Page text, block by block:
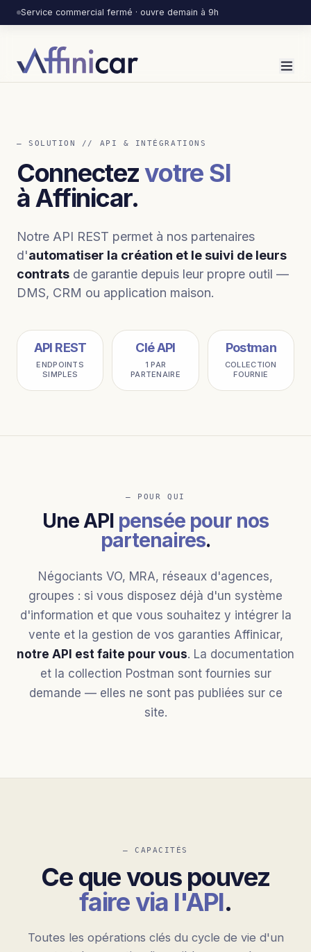
Service commercial fermé · ouvre demain à 9h
— SOLUTION // API & INTÉGRATIONS
Connectezvotre SI
à Affinicar.
Notre API REST permet à nos partenaires
d'automatiser la création et le suivi de leurs
contrats de garantie depuis leur propre outil —
DMS, CRM ou application maison.
API REST
ENDPOINTS
SIMPLES
Clé API
1 PAR
PARTENAIRE
Postman
COLLECTION
FOURNIE
— POUR QUI
Une API pensée pour nos
partenaires.
Négociants VO, MRA, réseaux d'agences,
groupes : si vous disposez déjà d'un système
d'information et que vous souhaitez y intégrer la
vente et la gestion de vos garanties Affinicar,
notre API est faite pour vous. La documentation
et la collection Postman sont fournies sur
demande — elles ne sont pas publiées sur ce
site.
— CAPACITÉS
Ce que vous pouvez
faire via l'API.
Toutes les opérations clés du cycle de vie d'un